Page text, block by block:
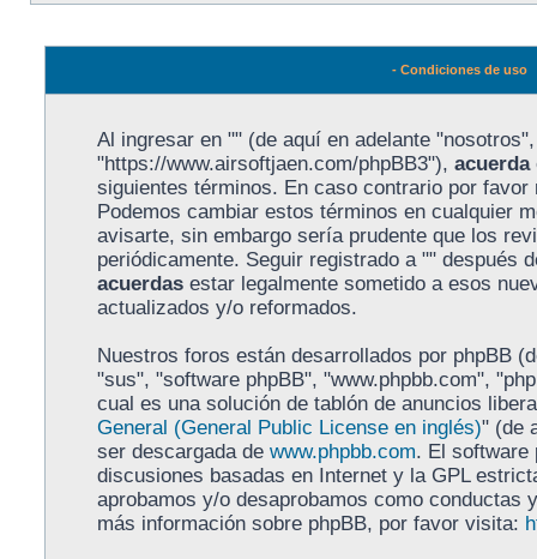
- Condiciones de uso
Al ingresar en "" (de aquí en adelante
"https://www.airsoftjaen.com/phpBB3"), acuerda
siguientes términos. En caso contrario por
Podemos cambiar estos términos en cualquier
avisarte, sin embargo sería prudente que los
periódicamente. Seguir registrado a "" después
acuerdasestar legalmente sometido a esos
actualizados y/o reformados.
Nuestros foros están desarrollados por phpBB
"sus", "software phpBB", "www.phpbb.com",
cual es una solución de tablón de anuncios
General (General Public License en inglés)" (de
ser descargada de www.phpbb.com. El software
discusiones basadas en Internet y la GPL
aprobamos y/o desaprobamos como conductas
más información sobre phpBB, por favor visita: